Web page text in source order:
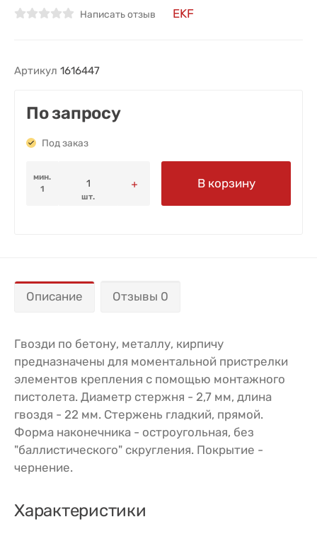
Написать отзыв EKF
Артикул 1616447
По запросу
Под заказ
мин.
1
шт.
В корзину
Описание Отзывы 0
Гвозди по бетону, металлу, кирпичу
предназначены для моментальной пристрелки
элементов крепления с помощью монтажного
пистолета. Диаметр стержня - 2,7 мм, длина
гвоздя - 22 мм. Стержень гладкий, прямой.
Форма наконечника - остроугольная, без
"баллистического" скругления. Покрытие -
чернение.
Характеристики